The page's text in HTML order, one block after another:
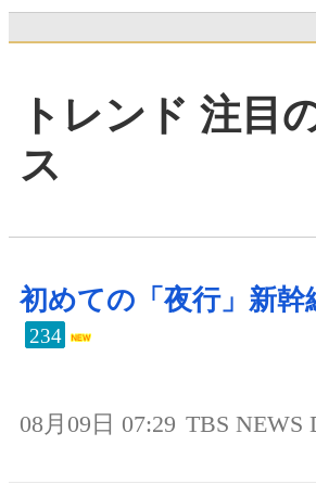
トレンド 注目
ス
初めての「夜行」新幹
234
08月09日 07:29 TBS NEWS